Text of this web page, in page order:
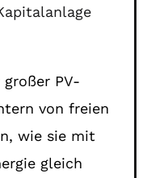
PV-
von freien
wie sie mit
gleich